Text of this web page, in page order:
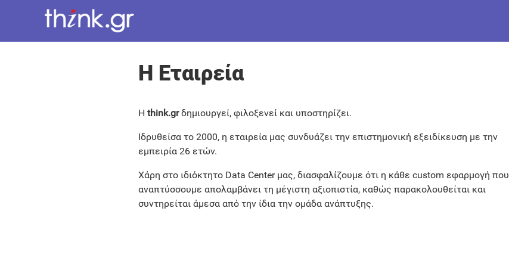
Η Εταιρεία
Η think.grδημιουργεί, φιλοξενεί και υποστηρίζει.
Ιδρυθείσα το 2000, η εταιρεία μας συνδυάζει την επιστημονική εξειδίκευση με την
εμπειρία 26 ετών.
Χάρη στο ιδιόκτητο Data Center μας, διασφαλίζουμε ότι η κάθε custom εφαρμογή που
αναπτύσσουμε απολαμβάνει τη μέγιστη αξιοπιστία, καθώς παρακολουθείται και
συντηρείται άμεσα από την ίδια την ομάδα ανάπτυξης.